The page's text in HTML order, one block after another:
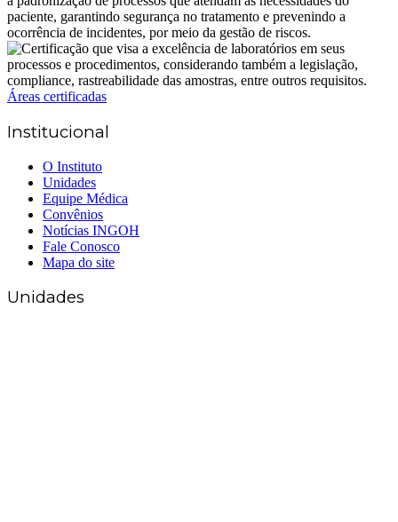
Áreas certificadas
Institucional
O Instituto
Unidades
Equipe Médica
Convênios
Notícias INGOH
Fale Conosco
Mapa do site
Unidades